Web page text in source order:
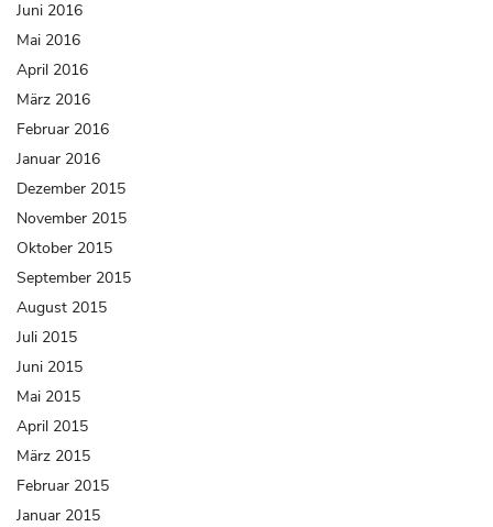
Juni 2016
Mai 2016
April 2016
März 2016
Februar 2016
Januar 2016
Dezember 2015
November 2015
Oktober 2015
September 2015
August 2015
Juli 2015
Juni 2015
Mai 2015
April 2015
März 2015
Februar 2015
Januar 2015